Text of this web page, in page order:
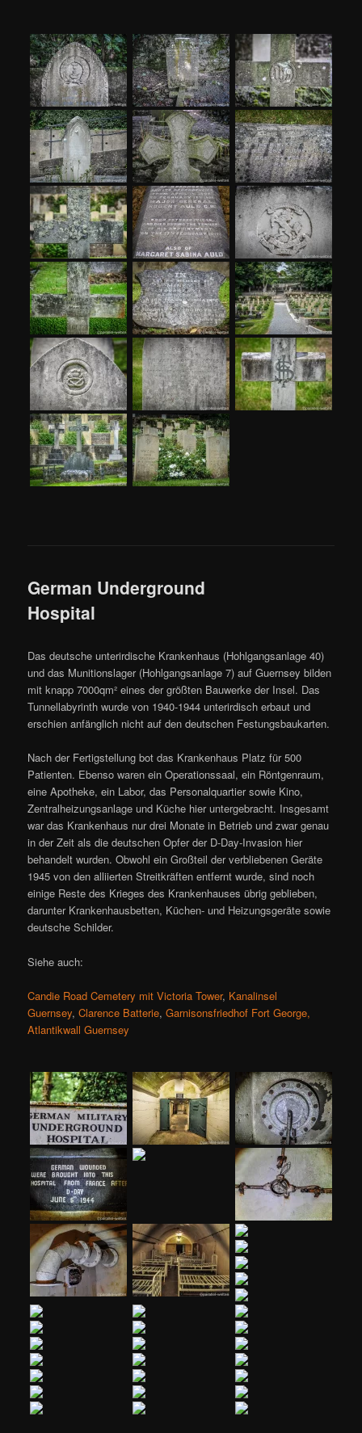
German Underground
Hospital
Das deutsche unterirdische Krankenhaus (Hohlgangsanlage 40)
und das Munitionslager (Hohlgangsanlage 7) auf Guernsey bilden
mit knapp 7000qm² eines der größten Bauwerke der Insel. Das
Tunnellabyrinth wurde von 1940-1944 unterirdisch erbaut und
erschien anfänglich nicht auf den deutschen Festungsbaukarten.
Nach der Fertigstellung bot das Krankenhaus Platz für 500
Patienten. Ebenso waren ein Operationssaal, ein Röntgenraum,
eine Apotheke, ein Labor, das Personalquartier sowie Kino,
Zentralheizungsanlage und Küche hier untergebracht. Insgesamt
war das Krankenhaus nur drei Monate in Betrieb und zwar genau
in der Zeit als die deutschen Opfer der D-Day-Invasion hier
behandelt wurden. Obwohl ein Großteil der verbliebenen Geräte
1945 von den alliierten Streitkräften entfernt wurde, sind noch
einige Reste des Krieges des Krankenhauses übrig geblieben,
darunter Krankenhausbetten, Küchen- und Heizungsgeräte sowie
deutsche Schilder.
Siehe auch:
Candie Road Cemetery mit Victoria Tower, Kanalinsel
Guernsey,Clarence Batterie,Garnisonsfriedhof Fort George,
Atlantikwall Guernsey